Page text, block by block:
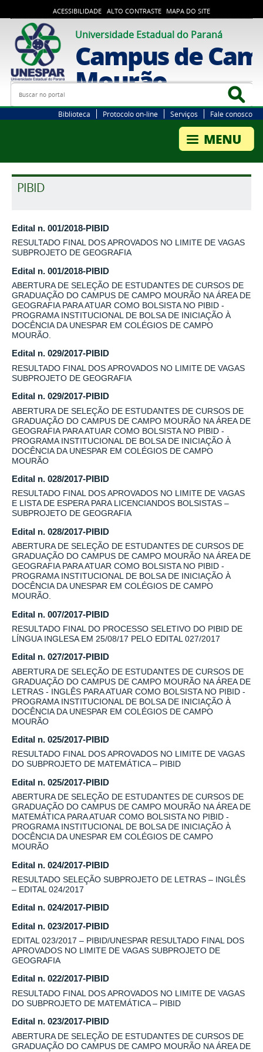
ACESSIBILIDADE ALTO CONTRASTE MAPA DO SITE
Universidade Estadual do Paraná
Campus de
Mourão
Busca
Biblioteca Protocolo on-line Serviços Fale conosco
PIBID
Edital n. 001/2018-PIBID
RESULTADO FINAL DOS APROVADOS NO LIMITE DE VAGAS
SUBPROJETO DE GEOGRAFIA
Edital n. 001/2018-PIBID
ABERTURA DE SELEÇÃO DE ESTUDANTES DE CURSOS DE
GRADUAÇÃO DO CAMPUS DE CAMPO MOURÃO NA ÁREA DE
GEOGRAFIA PARA ATUAR COMO BOLSISTA NO PIBID -
PROGRAMA INSTITUCIONAL DE BOLSA DE INICIAÇÃO À
DOCÊNCIA DA UNESPAR EM COLÉGIOS DE CAMPO
MOURÃO.
Edital n. 029/2017-PIBID
RESULTADO FINAL DOS APROVADOS NO LIMITE DE VAGAS
SUBPROJETO DE GEOGRAFIA
Edital n. 029/2017-PIBID
ABERTURA DE SELEÇÃO DE ESTUDANTES DE CURSOS DE
GRADUAÇÃO DO CAMPUS DE CAMPO MOURÃO NA ÁREA DE
GEOGRAFIA PARA ATUAR COMO BOLSISTA NO PIBID -
PROGRAMA INSTITUCIONAL DE BOLSA DE INICIAÇÃO À
DOCÊNCIA DA UNESPAR EM COLÉGIOS DE CAMPO
MOURÃO
Edital n. 028/2017-PIBID
RESULTADO FINAL DOS APROVADOS NO LIMITE DE VAGAS
E LISTA DE ESPERA PARA LICENCIANDOS BOLSISTAS –
SUBPROJETO DE GEOGRAFIA
Edital n. 028/2017-PIBID
ABERTURA DE SELEÇÃO DE ESTUDANTES DE CURSOS DE
GRADUAÇÃO DO CAMPUS DE CAMPO MOURÃO NA ÁREA DE
GEOGRAFIA PARA ATUAR COMO BOLSISTA NO PIBID -
PROGRAMA INSTITUCIONAL DE BOLSA DE INICIAÇÃO À
DOCÊNCIA DA UNESPAR EM COLÉGIOS DE CAMPO
MOURÃO.
Edital n. 007/2017-PIBID
RESULTADO FINAL DO PROCESSO SELETIVO DO PIBID DE
LÍNGUA INGLESA EM 25/08/17 PELO EDITAL 027/2017
Edital n. 027/2017-PIBID
ABERTURA DE SELEÇÃO DE ESTUDANTES DE CURSOS DE
GRADUAÇÃO DO CAMPUS DE CAMPO MOURÃO NA ÁREA DE
LETRAS - INGLÊS PARA ATUAR COMO BOLSISTA NO PIBID -
PROGRAMA INSTITUCIONAL DE BOLSA DE INICIAÇÃO À
DOCÊNCIA DA UNESPAR EM COLÉGIOS DE CAMPO
MOURÃO
Edital n. 025/2017-PIBID
RESULTADO FINAL DOS APROVADOS NO LIMITE DE VAGAS
DO SUBPROJETO DE MATEMÁTICA – PIBID
Edital n. 025/2017-PIBID
ABERTURA DE SELEÇÃO DE ESTUDANTES DE CURSOS DE
GRADUAÇÃO DO CAMPUS DE CAMPO MOURÃO NA ÁREA DE
MATEMÁTICA PARA ATUAR COMO BOLSISTA NO PIBID -
PROGRAMA INSTITUCIONAL DE BOLSA DE INICIAÇÃO À
DOCÊNCIA DA UNESPAR EM COLÉGIOS DE CAMPO
MOURÃO
Edital n. 024/2017-PIBID
RESULTADO SELEÇÃO SUBPROJETO DE LETRAS – INGLÊS
– EDITAL 024/2017
Edital n. 024/2017-PIBID
Edital n. 023/2017-PIBID
EDITAL 023/2017 – PIBID/UNESPAR RESULTADO FINAL DOS
APROVADOS NO LIMITE DE VAGAS SUBPROJETO DE
GEOGRAFIA
Edital n. 022/2017-PIBID
RESULTADO FINAL DOS APROVADOS NO LIMITE DE VAGAS
DO SUBPROJETO DE MATEMÁTICA – PIBID
Edital n. 023/2017-PIBID
ABERTURA DE SELEÇÃO DE ESTUDANTES DE CURSOS DE
GRADUAÇÃO DO CAMPUS DE CAMPO MOURÃO NA ÁREA DE